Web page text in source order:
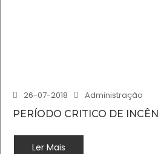
26-07-2018
Administração
PERÍODO CRITICO DE
Ler Mais